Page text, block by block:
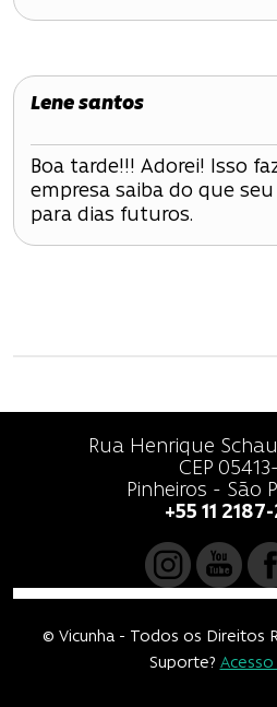
Lene santos
Boa tarde!!! Adorei! Isso
empresa saiba do que
para dias futuros.
Rua Henrique
CEP
Pinheiros - São
+55 11
© Vicunha - Todos os Direitos
Suporte?